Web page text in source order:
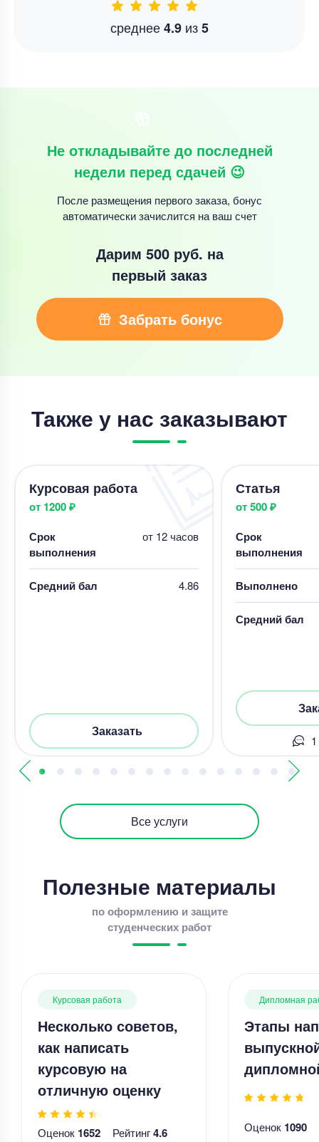
среднее4.9 из5
Не откладывайте до последней
недели перед сдачей 😉
После размещения первого заказа, бонус
автоматически зачислится на ваш счет
Дарим 500 руб. на
первый заказ
Забрать бонус
Также у нас заказывают
Курсовая работа
от 1200 ₽
Срок
выполнения
от 12 часов
Средний бал 4.86
Заказать
Статья
от 500 ₽
Срок
выполнения
Выполнено
Средний бал
Все услуги
Полезные материалы
по оформлению и защите
студенческих работ
Курсовая работа
Несколько советов,
как написать
курсовую на
отличную оценку
Оценок 1652 Рейтинг4.6
Дипломная
Этапы
Оценок 1090